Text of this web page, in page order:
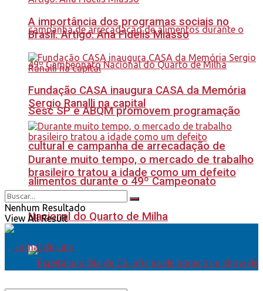
Sesc SP e ABQM promovem programação
cultural e campanha de arrecadação de
alimentos durante o 49º Campeonato
Nacional do Quarto de Milha
A importância dos programas sociais no
Brasil. Artigo: Ana Fidelis Miasso
Fundação CASA inaugura CASA da Memória
Sergio Ranalli na capital
Durante muito tempo, o mercado de trabalho
brasileiro tratou a idade como um defeito
Nenhum Resultado
View All Result